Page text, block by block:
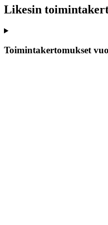
Likesin
Toimintakertomukset